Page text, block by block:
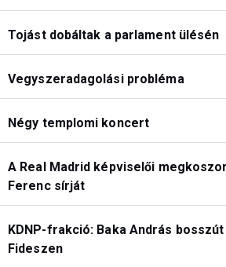
Tojást dobáltak a parlament ülésén
Vegyszeradagolási probléma
Négy templomi koncert
A Real Madrid képviselői
Ferenc sírját
KDNP-frakció: Baka András
Fideszen